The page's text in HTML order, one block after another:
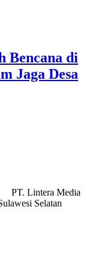
Bencana di
Jaga Desa
PT. Lintera Media
Selatan